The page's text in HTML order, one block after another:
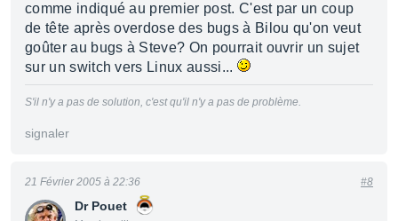
comme indiqué au premier post. C'est par un coup
de tête après overdose des bugs à Bilou qu'on veut
goûter au bugs à Steve? On pourrait ouvrir un sujet
sur un switch vers Linux aussi...
S'il n'y a pas de solution, c'est qu'il n'y a pas de problème.
signaler
Dr Pouet
21 Février 2005 à 22:36 #8